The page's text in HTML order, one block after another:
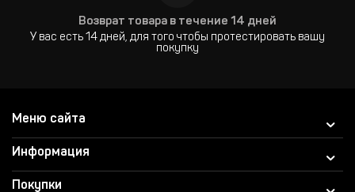
Возврат товара в течение 14 дней
У вас есть 14 дней, для того чтобы протестировать вашу
покупку
Меню сайта
Информация
Покупки